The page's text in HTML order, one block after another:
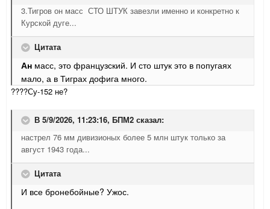
3.Тигров он масс СТО ШТУК завезли именно и конкретно к
Курской дуге...
Цитата
Ан масс, это французский. И сто штук это в попугаях
мало, а в Тиграх дофига много.
????Су-152 не?
В 5/9/2026, 11:23:16, БПМ2 сказал:
настрел 76 мм дивизионых более 5 млн штук только за
август 1943 года...
Цитата
И все бронебойные? Ужос.